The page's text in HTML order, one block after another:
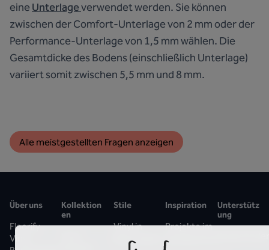
eineUnterlageverwendet werden. Sie können
zwischen der Comfort-Unterlage von 2 mm oder der
Performance-Unterlage von 1,5 mm wählen. Die
Gesamtdicke des Bodens (einschließlich Unterlage)
variiert somit zwischen 5,5 mm und 8 mm.
Alle meistgestellten Fragen anzeigen
Über uns
Floorify
Vinyl-
Kollektion
en
Stile
Vinyl in
Betonoptik
Inspiration
Projekte im
Rampenlicht
Unterstütz
ung